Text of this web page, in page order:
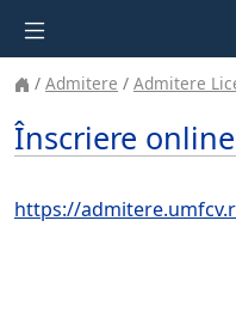
Admitere Admitere
Înscriere online
https://